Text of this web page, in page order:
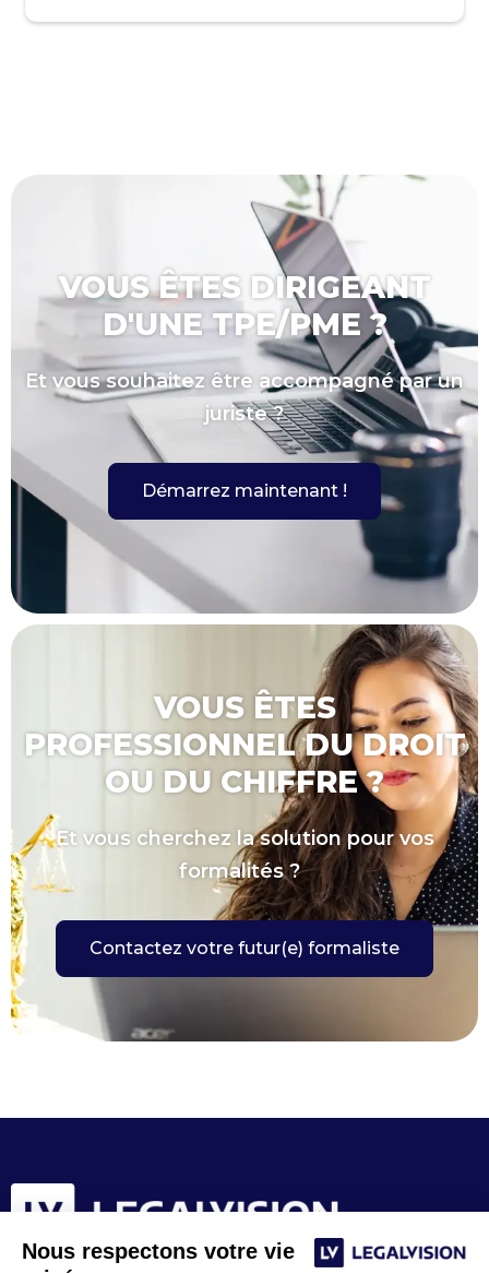
Nous respectons votre vie
VOUS ÊTES DIRIGEANT
D'UNE TPE/PME ?
Et vous souhaitez être accompagné par un
juriste ?
Démarrez maintenant !
VOUS ÊTES
PROFESSIONNEL DU DROIT
OU DU CHIFFRE ?
Et vous cherchez la solution pour vos
formalités ?
Contactez votre futur(e) formaliste